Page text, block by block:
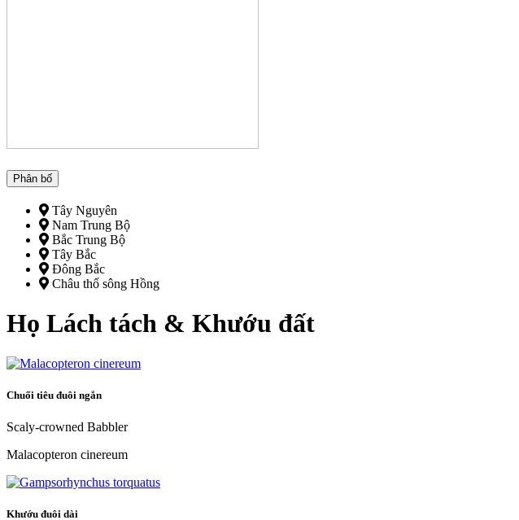
Phân bố
Tây Nguyên
Nam Trung Bộ
Bắc Trung Bộ
Tây Bắc
Đông Bắc
Châu thổ sông Hồng
Họ Lách tách & Khướu đất
Chuối tiêu đuôi ngắn
Scaly-crowned Babbler
Malacopteron cinereum
Khướu đuôi dài